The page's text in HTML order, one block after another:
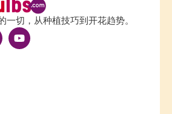
一切，从种植技巧到开花趋势。